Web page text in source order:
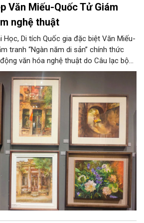
Văn Miếu-Quốc Tử Giám
nghệ thuật
Học, Di tích Quốc gia đặc biệt Văn Miếu-
tranh “Ngàn năm di sản” chính thức
văn hóa nghệ thuật do Câu lạc bộ
tâm hoạt động Văn hóa Khoa học
tổ chức, chào mừng 950 năm Quốc
hướng tới kỷ niệm 81 năm Quốc khánh
nghĩa Việt Nam.